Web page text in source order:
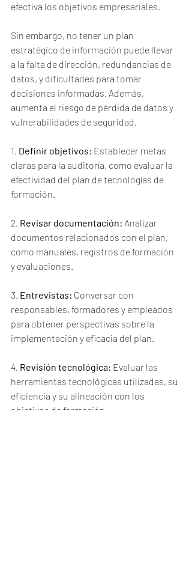
efectiva los objetivos empresariales.
Sin embargo, no tener un plan
estratégico de información puede llevar
a la falta de dirección, redundancias de
datos, y dificultades para tomar
decisiones informadas. Además,
aumenta el riesgo de pérdida de datos y
vulnerabilidades de seguridad.
1. Definir objetivos: Establecer metas
claras para la auditoría, como evaluar la
efectividad del plan de tecnologías de
formación.
2. Revisar documentación: Analizar
documentos relacionados con el plan,
como manuales, registros de formación
y evaluaciones.
3. Entrevistas: Conversar con
responsables, formadores y empleados
para obtener perspectivas sobre la
implementación y eficacia del plan.
4. Revisión tecnológica: Evaluar las
herramientas tecnológicas utilizadas, su
eficiencia y su alineación con los
objetivos de formación.